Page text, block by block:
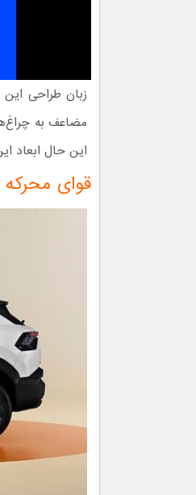
زبان طراحی
این حال ابعاد
قوای محرکه Toyota Urban Cruiser